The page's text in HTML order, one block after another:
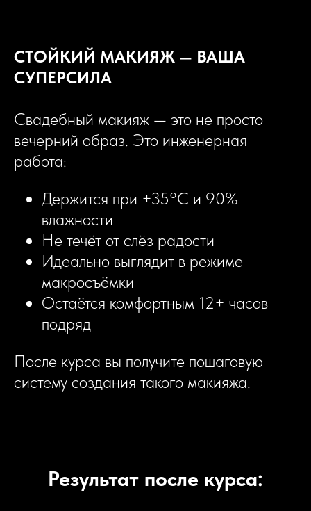
СТОЙКИЙ МАКИЯЖ — ВАША
СУПЕРСИЛА
Свадебный макияж — это не просто
вечерний образ. Это инженерная
работа:
Держится при +35°C и 90%
влажности
Не течёт от слёз радости
Идеально выглядит в режиме
макросъёмки
Остаётся комфортным 12+ часов
подряд
После курса вы получите пошаговую
систему создания такого макияжа.
Результат после курса: